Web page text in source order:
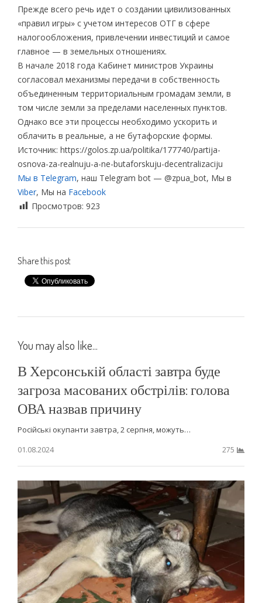
Прежде всего речь идет о создании цивилизованных
«правил игры» с учетом интересов ОТГ в сфере
налогообложения, привлечении инвестиций и самое
главное — в земельных отношениях.
В начале 2018 года Кабинет министров Украины
согласовал механизмы передачи в собственность
объединенным территориальным громадам земли, в
том числе земли за пределами населенных пунктов.
Однако все эти процессы необходимо ускорить и
облачить в реальные, а не бутафорские формы.
Источник: https://golos.zp.ua/politika/177740/partija-
osnova-za-realnuju-a-ne-butaforskuju-decentralizaciju
Мы в Telegram, наш Telegram bot — @zpua_bot, Мы в
Viber, Мы на Facebook
Просмотров: 923
Share this post
You may also like...
В Херсонській області завтра буде
загроза масованих обстрілів: голова
ОВА назвав причину
Російські окупанти завтра, 2 серпня, можуть…
01.08.2024
275